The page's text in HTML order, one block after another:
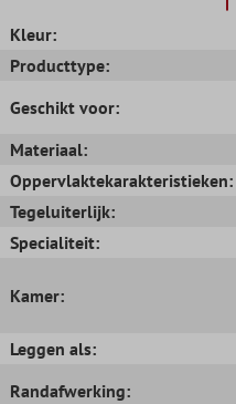
Kleur:
Producttype:
Geschikt voor:
Materiaal:
Oppervlaktekarakteristieken:
Tegeluiterlijk:
Specialiteit:
Kamer:
Leggen als:
Randafwerking: